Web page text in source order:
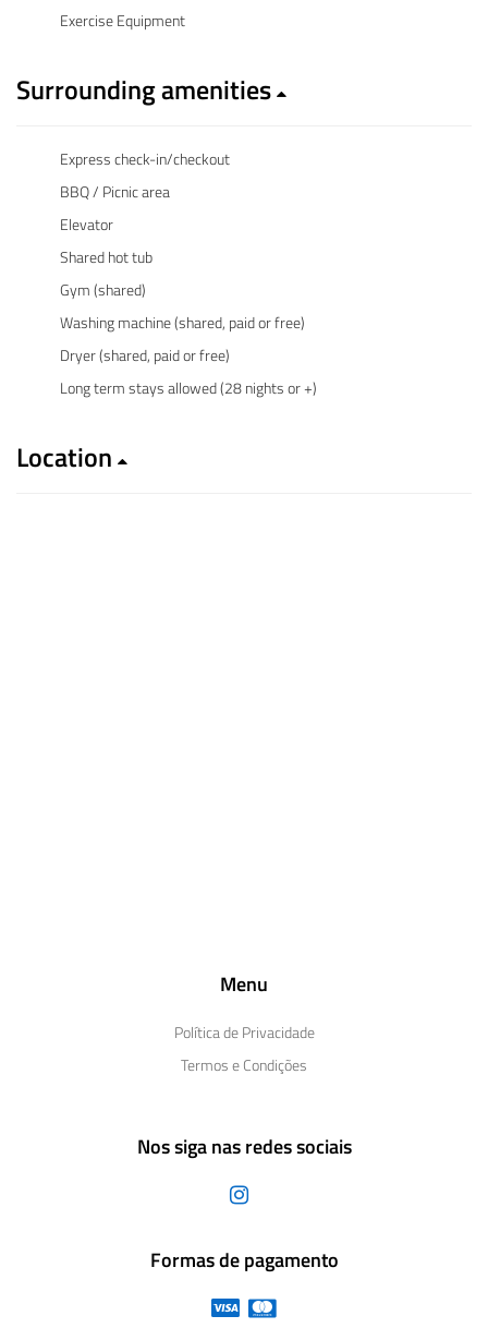
Exercise Equipment
Surrounding amenities
Express check-in/checkout
BBQ / Picnic area
Elevator
Shared hot tub
Gym (shared)
Washing machine (shared, paid or free)
Dryer (shared, paid or free)
Long term stays allowed (28 nights or +)
Location
Menu
Política de Privacidade
Termos e Condições
Nos siga nas redes sociais
Formas de pagamento